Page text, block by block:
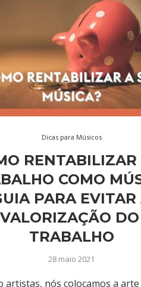
Dicas para Músicos
RENTABILIZAR
COMO
PARA EVITAR
DO
TRABALHO
28 maio 2021
artistas, nós colocamos a arte